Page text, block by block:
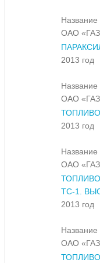
Название
ОАО
2013 год
Название
ОАО
2013 год
Название
ОАО
ТС-1.
2013 год
Название
ОАО